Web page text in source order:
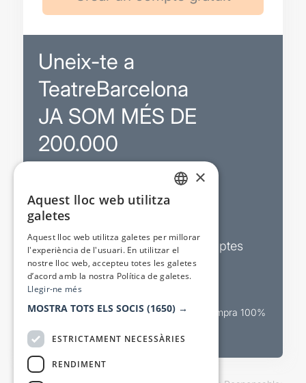
Uneix-te a
TeatreBarcelona
JA SOM MÉS DE
200.000
Sortejos exclusius
Butlletins d’actualitat i descomptes
Valora espectacles
Canal oficial de venda teatral Compra 100%
×
Aquest lloc web utilitza
galetes
Aquest lloc web utilitza galetes per millorar
l'experiència de l'usuari. En utilitzar el
nostre lloc web, accepteu totes les galetes
d’acord amb la nostra Política de galetes.
Llegir-ne més
MOSTRA TOTS ELS SOCIS (1650) →
ESTRICTAMENT NECESSÀRIES
RENDIMENT